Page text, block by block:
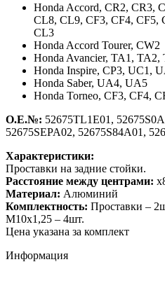
Honda Accord, CR2, CR3,
CL8, CL9, CF3, CF4, CF5,
CL3
Honda Accord Tourer, CW2
Honda Avancier, TA1, TA2,
Honda Inspire, CP3, UC1,
Honda Saber, UA4, UA5
Honda Torneo, CF3, CF4,
О.Е.№: 52675TL1E01,
52675SEPA02, 52675S84A01,
Характеристики:
Проставки на задние стойки.
Расстояние между центрами:
Материал: Алюминий
Комплектность: Проставки –
М10х1,25 – 4шт.
Цена указана за комплект
Информация